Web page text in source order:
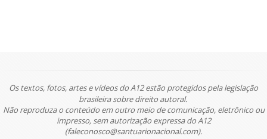
Os textos, fotos, artes e vídeos do A12 estão protegidos pela legislação
brasileira sobre direito autoral.
Não reproduza o conteúdo em outro meio de comunicação, eletrônico ou
impresso, sem autorização expressa do A12
(faleconosco@santuarionacional.com).